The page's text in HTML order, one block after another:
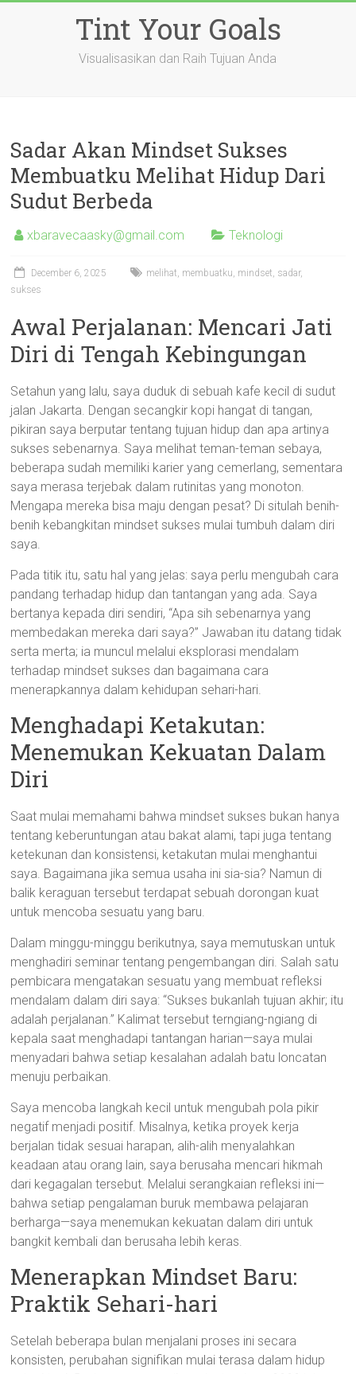
Tint Your Goals
Visualisasikan dan Raih Tujuan Anda
Sadar Akan Mindset Sukses
Membuatku Melihat Hidup Dari
Sudut Berbeda
xbaravecaasky@gmail.com Teknologi
December 6, 2025 melihat, membuatku, mindset, sadar,
sukses
Awal Perjalanan: Mencari Jati
Diri di Tengah Kebingungan
Setahun yang lalu, saya duduk di sebuah kafe kecil di sudut
jalan Jakarta. Dengan secangkir kopi hangat di tangan,
pikiran saya berputar tentang tujuan hidup dan apa artinya
sukses sebenarnya. Saya melihat teman-teman sebaya,
beberapa sudah memiliki karier yang cemerlang, sementara
saya merasa terjebak dalam rutinitas yang monoton.
Mengapa mereka bisa maju dengan pesat? Di situlah benih-
benih kebangkitan mindset sukses mulai tumbuh dalam diri
saya.
Pada titik itu, satu hal yang jelas: saya perlu mengubah cara
pandang terhadap hidup dan tantangan yang ada. Saya
bertanya kepada diri sendiri, “Apa sih sebenarnya yang
membedakan mereka dari saya?” Jawaban itu datang tidak
serta merta; ia muncul melalui eksplorasi mendalam
terhadap mindset sukses dan bagaimana cara
menerapkannya dalam kehidupan sehari-hari.
Menghadapi Ketakutan:
Menemukan Kekuatan Dalam
Diri
Saat mulai memahami bahwa mindset sukses bukan hanya
tentang keberuntungan atau bakat alami, tapi juga tentang
ketekunan dan konsistensi, ketakutan mulai menghantui
saya. Bagaimana jika semua usaha ini sia-sia? Namun di
balik keraguan tersebut terdapat sebuah dorongan kuat
untuk mencoba sesuatu yang baru.
Dalam minggu-minggu berikutnya, saya memutuskan untuk
menghadiri seminar tentang pengembangan diri. Salah satu
pembicara mengatakan sesuatu yang membuat refleksi
mendalam dalam diri saya: “Sukses bukanlah tujuan akhir; itu
adalah perjalanan.” Kalimat tersebut terngiang-ngiang di
kepala saat menghadapi tantangan harian—saya mulai
menyadari bahwa setiap kesalahan adalah batu loncatan
menuju perbaikan.
Saya mencoba langkah kecil untuk mengubah pola pikir
negatif menjadi positif. Misalnya, ketika proyek kerja
berjalan tidak sesuai harapan, alih-alih menyalahkan
keadaan atau orang lain, saya berusaha mencari hikmah
dari kegagalan tersebut. Melalui serangkaian refleksi ini—
bahwa setiap pengalaman buruk membawa pelajaran
berharga—saya menemukan kekuatan dalam diri untuk
bangkit kembali dan berusaha lebih keras.
Menerapkan Mindset Baru:
Praktik Sehari-hari
Setelah beberapa bulan menjalani proses ini secara
konsisten, perubahan signifikan mulai terasa dalam hidup